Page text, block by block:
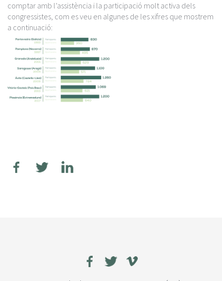
comptar amb l’assistència i la participació molt activa dels
congressistes, com es veu en algunes de les xifres que mostrem
a continuació: